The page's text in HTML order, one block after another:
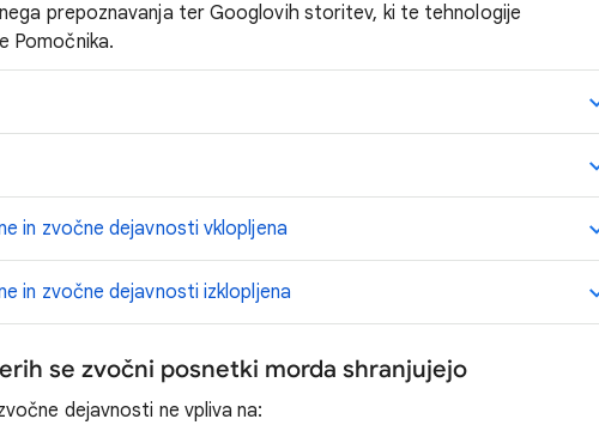
prepoznavanja ter Googlovih storitev, ki te tehnologije
Pomočnika.
in zvočne dejavnosti vklopljena
in zvočne dejavnosti izklopljena
se zvočni posnetki morda shranjujejo
dejavnosti ne vpliva na: